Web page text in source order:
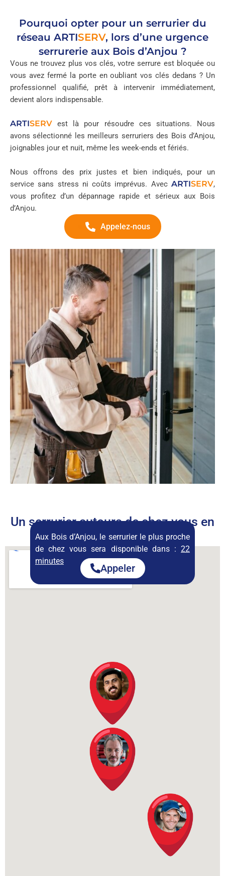
Pourquoi opter pour un serrurier du
réseau ARTISERV, lors d’une urgence
serrurerie aux Bois d’Anjou ?
Vous ne trouvez plus vos clés, votre serrure est bloquée ou
vous avez fermé la porte en oubliant vos clés dedans ? Un
professionnel qualifié, prêt à intervenir immédiatement,
devient alors indispensable.
ARTISERV est là pour résoudre ces situations. Nous
avons sélectionné les meilleurs serruriers des Bois d’Anjou,
joignables jour et nuit, même les week-ends et fériés.
Nous offrons des prix justes et bien indiqués, pour un
service sans stress ni coûts imprévus. Avec ARTISERV,
vous profitez d’un dépannage rapide et sérieux aux Bois
d’Anjou.
Appelez-nous
Un serrurier autours de chez vous en
permanence
Aux Bois d’Anjou, le serrurier le plus proche
de chez vous sera disponible dans : 22
minutes
Appeler